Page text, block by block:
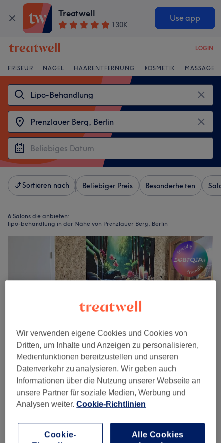
Treatwell
130K
Use app
LOGIN
FRISEUR NÄGEL HAARENTFERNUNG KOSMETIK MASSAGE
Sortieren nach Beliebiger Preis Besonderheiten
6 Salons die anbieten:
lipo-behandlung in der Nähe von Prenzlauer Berg, Berlin
Kong Kha Massage
4,8
1048 Bewertungen
Friedrichshain, Berlin
Auf Karte anzeigen
1 Std.
Schnellansicht Saloninfos
Wir verwenden eigene Cookies und Cookies von
Dritten, um Inhalte und Anzeigen zu personalisieren,
Medienfunktionen bereitzustellen und unseren
Datenverkehr zu analysieren. Wir geben auch
Informationen über die Nutzung unserer Webseite an
unsere Partner für soziale Medien, Werbung und
Analysen weiter. Cookie-Richtlinien
Cookie-
Alle Cookies